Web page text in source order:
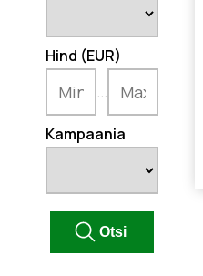
Hind (EUR)
...
Kampaania